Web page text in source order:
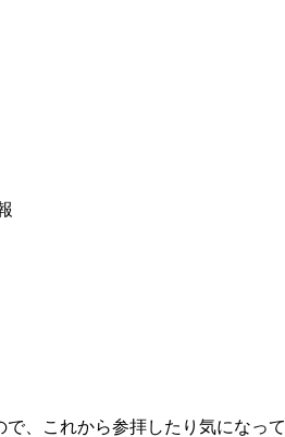
、これから参拝したり気になって